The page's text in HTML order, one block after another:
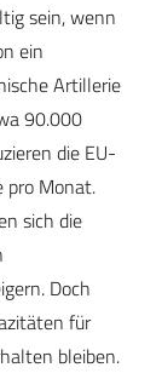
sein, wenn
ein
Artillerie
90.000
die EU-
pro Monat.
sich die
Doch
für
bleiben.